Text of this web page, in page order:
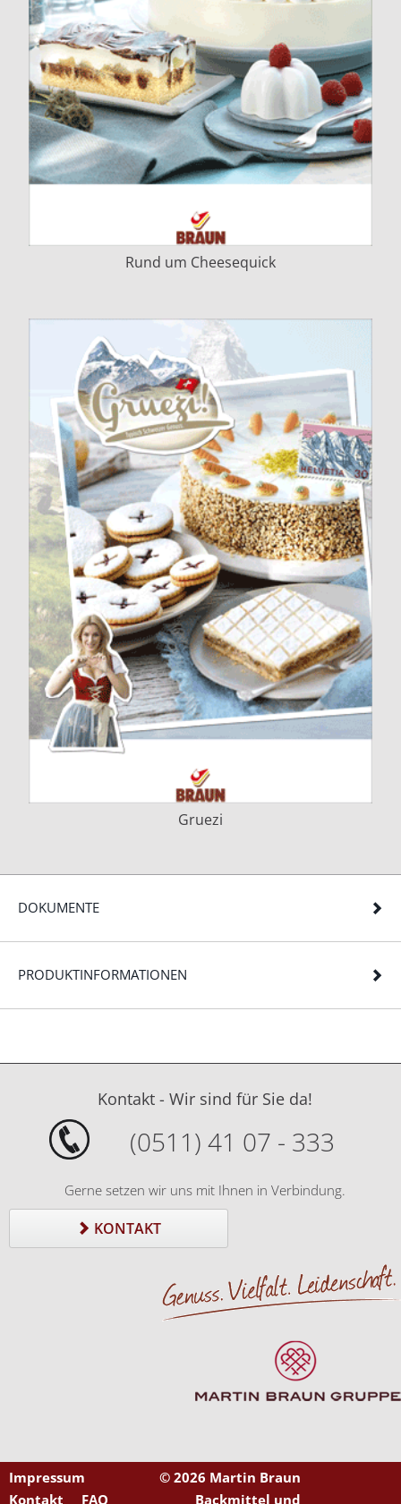
Rund um Cheesequick
Gruezi
DOKUMENTE
PRODUKTINFORMATIONEN
Kontakt - Wir sind für Sie da!
(0511) 41 07 - 333
Gerne setzen wir uns mit Ihnen in Verbindung.
KONTAKT
Impressum
Kontakt
FAQ
© 2026 Martin Braun
Backmittel und